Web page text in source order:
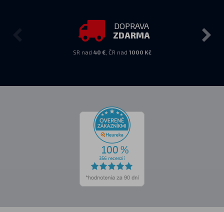
DOPRAVA
ZDARMA
SR nad 40 €, ČR nad 1000 Kč